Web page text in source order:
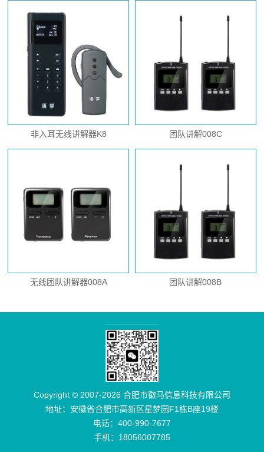
非入耳无线讲解器K8 团队讲解008C
无线团队讲解器008A 团队讲解008B
Copyright © 2007-2026 合肥市徽马信息科技有限公司
地址：安徽省合肥市高新区星梦园F1栋B座19楼
电话：400-990-7677
手机：18056007785